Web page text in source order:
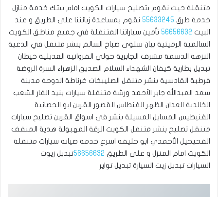
متنقلة حيث نقوم بتصليح سيارات الكويت امام بيتك خدمة منازل
خدمة طرق 55633245 نقوم بمساعدة زبائننا على الطريق و عند
البيت 56656632 تأمين سياراتنا المتنقلة في جميع مناطق الكويت
السالمية الرميثية بيان سلوى صباح السالم بنشر متنقل في الدعية
النزهة الدسمة مشرف الجابرية حولي الفروانية العديلية خيطان
تبديل بطارية كيفان الشهداء السلام الصديق الزهراء السرة الروضة
قرطبة القادسية بنشر متنقل الصليبخات غرناطة الدوحة مدينة
سعد العبدالله جابر الأحمد ورشة متنقلة سيارات بنيد القار الشعب
الخالدية العدان الظهر الفنطاس القصور القرين ابو الحصانية
الفنيطيس المسايل المسيلة بنشر في اسواق القرين تصليح سيارات
متنقل تصليح بنشر متنقل الكويت الرقة المهبولة هدية المنقف
الفحيحيل الأحمدي ابو حليفة اسرع خدمة صيانة سيارات متنقلة
الكويت امام المنزل و على الطريق 56656632تبديل زيوت
السيارات تبديل زيت السيارة تبديل تواير